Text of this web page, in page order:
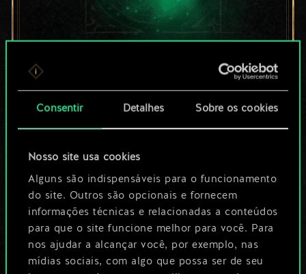
Consentir Detalhes Sobre os cookies
Nosso site usa cookies
Alguns são indispensáveis para o funcionamento
do site. Outros são opcionais e fornecem
informações técnicas e relacionadas a conteúdos
para que o site funcione melhor para você. Para
nos ajudar a alcançar você, por exemplo, nas
mídias sociais, com algo que possa ser de seu
Por enquanto, isto é
apenas um conjunto
de cartas
compartilhado.
No entanto, dá para
ser muito mais!